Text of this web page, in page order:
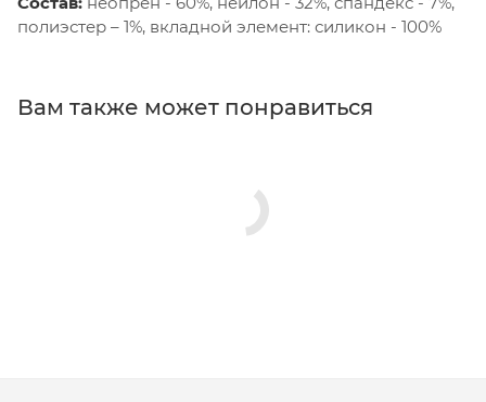
полиэстер – 1%, вкладной элемент: силикон - 100%
Вам также может понравиться